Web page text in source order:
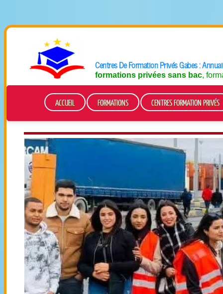
Centres De FormationPrivés Gabes:
formations privées sans bac,
ACCUEIL FORMATIONS CENTRES FORMATION PRIVÉS